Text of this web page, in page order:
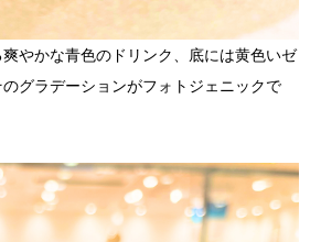
やかな青色のドリンク、底には黄色いゼ
グラデーションがフォトジェニックで